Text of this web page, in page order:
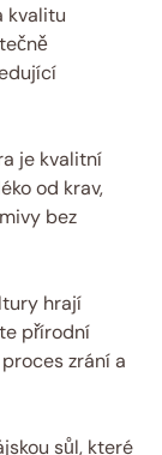
kvalitu
je kvalitní
od krav,
bez
hrají
přírodní
zrání a
sůl, které